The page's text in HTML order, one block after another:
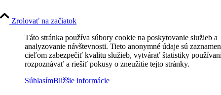
Zrolovať na začiatok
Táto stránka používa súbory cookie na poskytovanie služieb a
analyzovanie návštevnosti. Tieto anonymné údaje sú
cieľom zabezpečiť kvalitu služieb, vytvárať štatistiky
rozpoznávať a riešiť pokusy o zneužitie tejto stránky.
SúhlasímBližšie informácie